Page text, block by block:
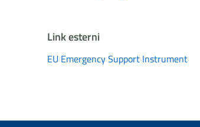
Link esterni
EU Emergency Support Instrument